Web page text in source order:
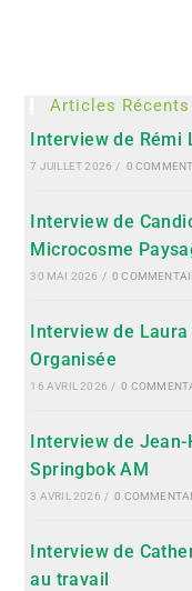
Articles Récents
Interview de Rémi
7 JUILLET 2026 / 0
Interview de
Microcosme
30 MAI 2026 / 0
Interview de
Organisée
16 AVRIL 2026 / 0
Interview de Jean-
Springbok AM
3 AVRIL 2026 / 0
Interview de
au travail